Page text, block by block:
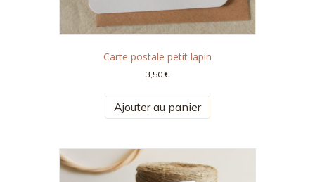
Carte postale petit lapin
3,50€
Ajouter au panier